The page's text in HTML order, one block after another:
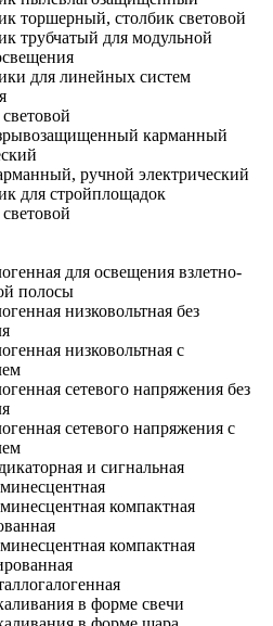
торшерный, столбик световой
трубчатый для модульной
для линейных систем
карманный
ручной электрический
для стройплощадок
для освещения взлетно-
полосы
низковольтная без
низковольтная с
сетевого напряжения без
сетевого напряжения с
и сигнальная
компактная
компактная
в форме свечи